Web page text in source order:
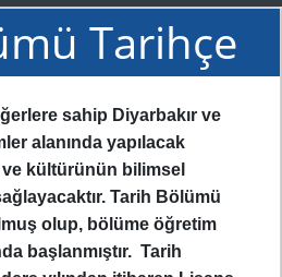
Tarihçe
sahip Diyarbakır ve
alanında yapılacak
ve kültürünün bilimsel
Tarih Bölümü
olup, bölüme öğretim
başlanmıştır. Tarih